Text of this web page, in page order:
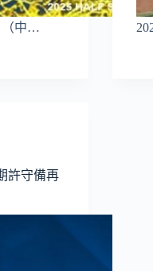
（中…
許守備再